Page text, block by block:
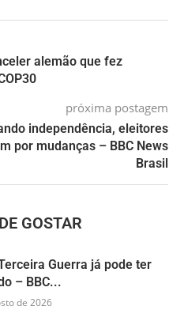
alemão que fez
próxima postagem
independência, eleitores
por mudanças – BBC News
Brasil
GOSTAR
Guerra já pode ter
– BBC...
de 2026